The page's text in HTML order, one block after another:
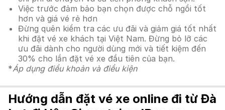
Việc trước đảm bảo bạn chọn được chỗ ngồi tốt
hơn và giá vé rẻ hơn
Đừng quên kiểm tra các ưu đãi và giảm giá tốt nhất
khi đặt vé xe khách tại Việt Nam. Đừng bỏ lỡ các
ưu đãi dành cho người dùng mới và tiết kiệm đến
30% cho lần đặt vé xe đầu tiên của bạn.
*Áp dụng điều khoản và điều kiện
Hướng dẫn đặt vé xe online đi từ Đà